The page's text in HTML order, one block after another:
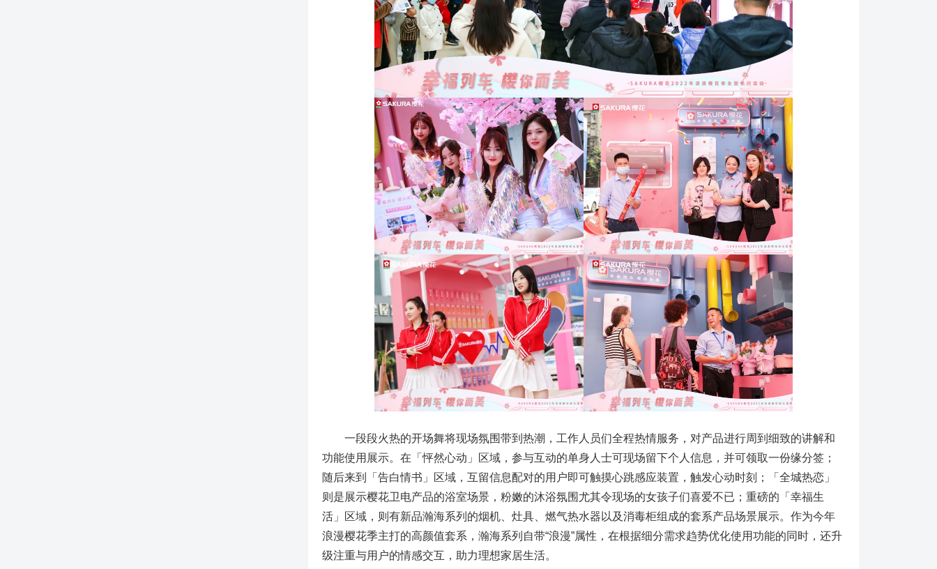
一段段火热的开场舞将现场氛围带到热潮，工作人员们全程热情服务，对产品进行周到细致的讲解和
功能使用展示。在「怦然心动」区域，参与互动的单身人士可现场留下个人信息，并可领取一份缘分签；
随后来到「告白情书」区域，互留信息配对的用户即可触摸心跳感应装置，触发心动时刻；「全城热恋」
则是展示樱花卫电产品的浴室场景，粉嫩的沐浴氛围尤其令现场的女孩子们喜爱不已；重磅的「幸福生
活」区域，则有新品瀚海系列的烟机、灶具、燃气热水器以及消毒柜组成的套系产品场景展示。作为今年
浪漫樱花季主打的高颜值套系，瀚海系列自带“浪漫”属性，在根据细分需求趋势优化使用功能的同时，还升
级注重与用户的情感交互，助力理想家居生活。